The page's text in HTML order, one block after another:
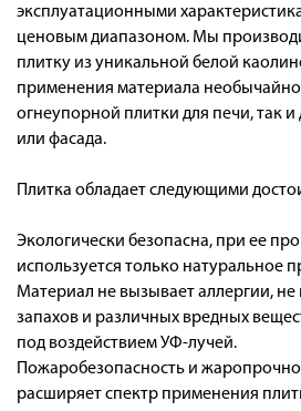
эксплуатационными
ценовым диапазоном. Мы
плитку из уникальной белой
применения материала необычайно
огнеупорной плитки для печи, так и
или фасада.
Плитка обладает следующими
Экологически безопасна, при ее
используется только натуральное
Материал не вызывает аллергии,
запахов и различных вредных
под воздействием УФ-лучей.
Пожаробезопасность и
расширяет спектр применения